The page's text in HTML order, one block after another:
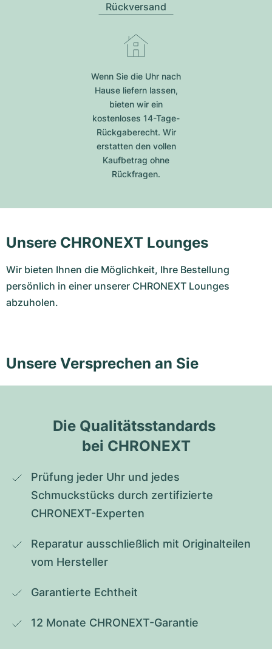
Rückversand
Wenn Sie die Uhr nach
Hause liefern lassen,
bieten wir ein
kostenloses 14-Tage-
Rückgaberecht. Wir
erstatten den vollen
Kaufbetrag ohne
Rückfragen.
Unsere CHRONEXT Lounges
Wir bieten Ihnen die Möglichkeit, Ihre Bestellung
persönlich in einer unserer CHRONEXT Lounges
abzuholen.
Unsere Versprechen an Sie
Die Qualitätsstandards
bei CHRONEXT
Prüfung jeder Uhr und jedes
Schmuckstücks durch zertifizierte
CHRONEXT-Experten
Reparatur ausschließlich mit Originalteilen
vom Hersteller
Garantierte Echtheit
12 Monate CHRONEXT-Garantie